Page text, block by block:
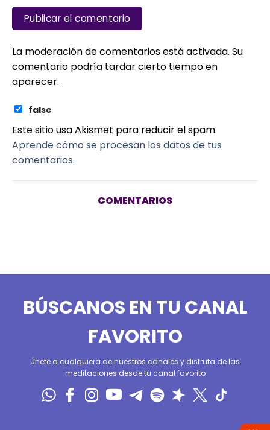
La moderación de comentarios está activada. Su
comentario podría tardar cierto tiempo en
aparecer.
false
Este sitio usa Akismet para reducir el spam.
Aprende cómo se procesan los datos de tus
comentarios.
COMENTARIOS
BÚSCANOS EN TU CANAL
FAVORITO
Únete a cualquiera de nuestros canales y disfruta de las
meditaciones desde tu canal favorito